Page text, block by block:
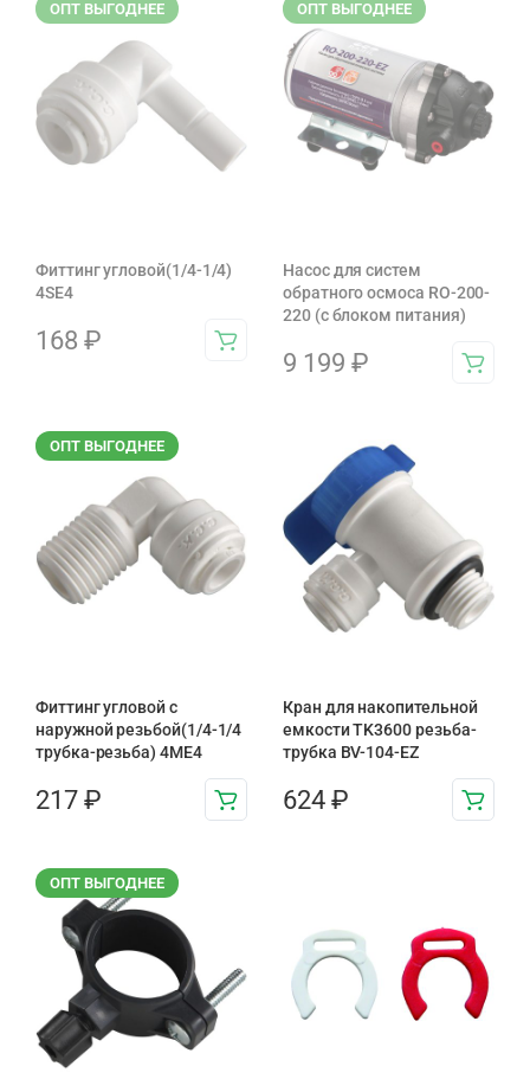
ОПТ ВЫГОДНЕЕ
Фиттинг угловой(1/4-1/4)
4SE4
168 ₽
ОПТ ВЫГОДНЕЕ
Насос для систем
обратного осмоса RO-200-
220 (с блоком питания)
9 199 ₽
ОПТ ВЫГОДНЕЕ
Фиттинг угловой с
наружной резьбой(1/4-1/4
трубка-резьба) 4ME4
217 ₽
Кран для накопительной
емкости TK3600 резьба-
трубка BV-104-EZ
624 ₽
ОПТ ВЫГОДНЕЕ